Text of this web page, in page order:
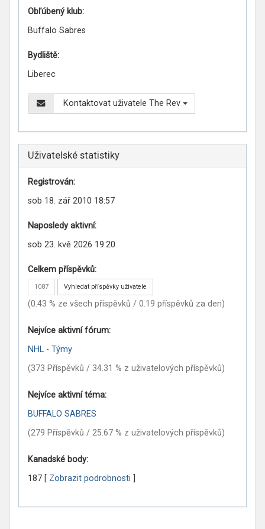
Obľúbený klub:
Buffalo Sabres
Bydliště:
Liberec
Kontaktovat uživatele The Rev
Uživatelské statistiky
Registrován:
sob 18. zář 2010 18:57
Naposledy aktivní:
sob 23. kvě 2026 19:20
Celkem příspěvků:
1087 Vyhledat příspěvky uživatele
(0.43 % ze všech příspěvků / 0.19 příspěvků za den)
Nejvíce aktivní fórum:
NHL - Týmy
(373 Příspěvků / 34.31 % z uživatelových příspěvků)
Nejvíce aktivní téma:
BUFFALO SABRES
(279 Příspěvků / 25.67 % z uživatelových příspěvků)
Kanadské body:
187 [ Zobrazit podrobnosti